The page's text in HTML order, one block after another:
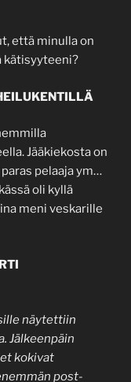
että minulla on
kätisyyteeni?
Jääkiekosta on
pelaaja ym…
oli kyllä
meni veskarille
näytettiin
Jälkeenpäin
kokivat
post-